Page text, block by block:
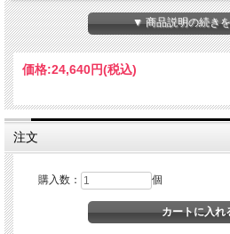
ブラジル産
グレードなど
AAAAA
ガーデンクォーツ【庭園水晶】
商品説明
水晶の中に広がる神秘的な小宇宙、ガーデンク
苔や鉱物が織りなす情景は、まるで龍神の棲
▼ 商品説明の続き
価格:24,640円(税込)
注文
購入数： 個